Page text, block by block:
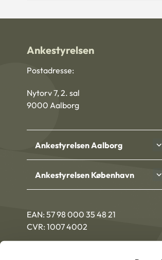
Ankestyrelsen
Postadresse:
Nytorv 7, 2. sal
9000 Aalborg
Ankestyrelsen Aalborg
Ankestyrelsen København
EAN: 57 98 000 35 48 21
CVR: 1007 4002